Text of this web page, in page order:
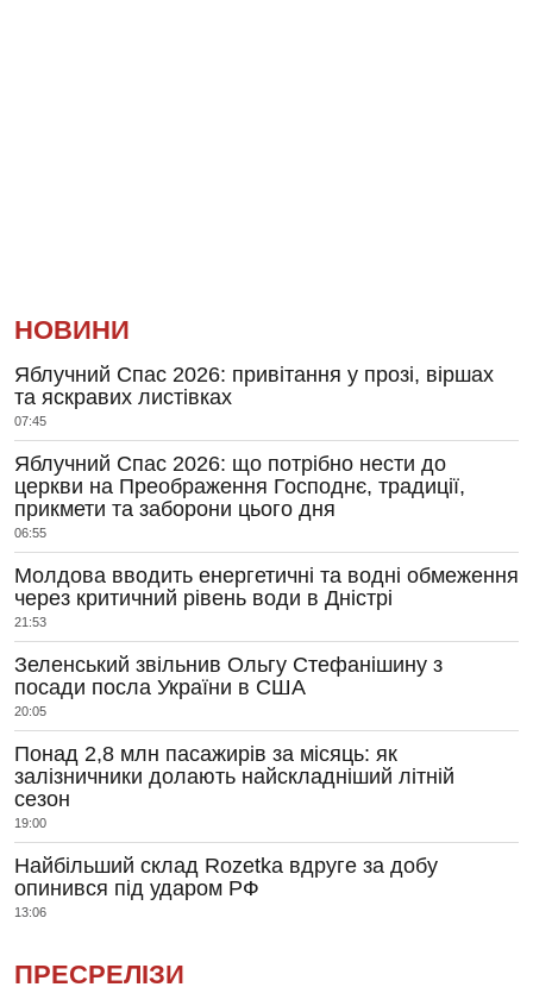
НОВИНИ
Яблучний Спас 2026: привітання у прозі, віршах
та яскравих листівках
07:45
Яблучний Спас 2026: що потрібно нести до
церкви на Преображення Господнє, традиції,
прикмети та заборони цього дня
06:55
Молдова вводить енергетичні та водні обмеження
через критичний рівень води в Дністрі
21:53
Зеленський звільнив Ольгу Стефанішину з
посади посла України в США
20:05
Понад 2,8 млн пасажирів за місяць: як
залізничники долають найскладніший літній
сезон
19:00
Найбільший склад Rozetka вдруге за добу
опинився під ударом РФ
13:06
ПРЕСРЕЛІЗИ